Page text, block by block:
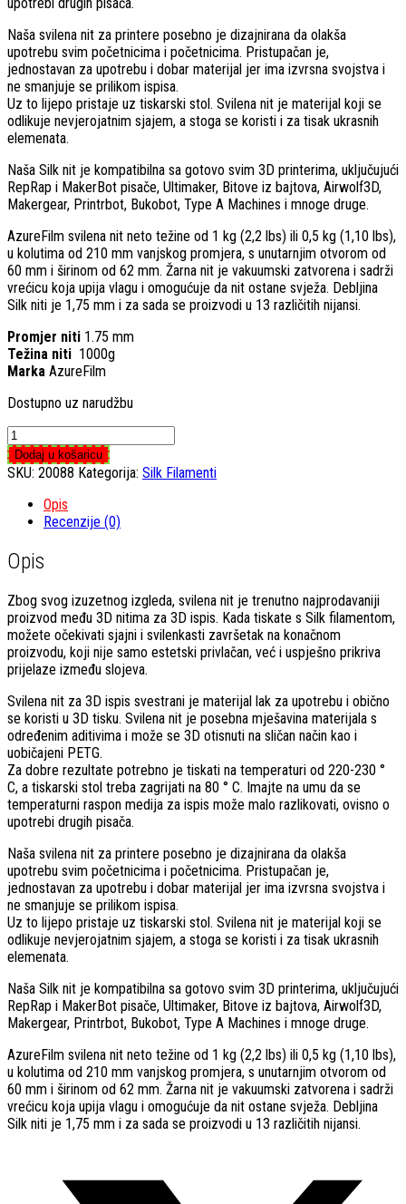
Naša svilena nit za printere posebno je dizajnirana da olakša
upotrebu svim početnicima i početnicima. Pristupačan je,
jednostavan za upotrebu i dobar materijal jer ima izvrsna svojstva i
ne smanjuje se prilikom ispisa.
Uz to lijepo pristaje uz tiskarski stol. Svilena nit je materijal koji se
odlikuje nevjerojatnim sjajem, a stoga se koristi i za tisak ukrasnih
elemenata.
Naša Silk nit je kompatibilna sa gotovo svim 3D printerima, uključujući
RepRap i MakerBot pisače, Ultimaker, Bitove iz bajtova, Airwolf3D,
Makergear, Printrbot, Bukobot, Type A Machines i mnoge druge.
AzureFilm svilena nit neto težine od 1 kg (2,2 lbs) ili 0,5 kg (1,10 lbs),
u kolutima od 210 mm vanjskog promjera, s unutarnjim otvorom od
60 mm i širinom od 62 mm. Žarna nit je vakuumski zatvorena i sadrži
vrećicu koja upija vlagu i omogućuje da nit ostane svježa. Debljina
Silk niti je 1,75 mm i za sada se proizvodi u 13 različitih nijansi.
Promjer niti 1.75 mm
Težina niti 1000g
Marka AzureFilm
Dostupno uz narudžbu
Silk
White
1,75mm
Dodaj u košaricu
SKU: 20088 Kategorija: Silk Filamenti
Opis
Recenzije (0)
Opis
Zbog svog izuzetnog izgleda, svilena nit je trenutno najprodavaniji
proizvod među 3D nitima za 3D ispis. Kada tiskate s Silk filamentom,
možete očekivati ​​sjajni i svilenkasti završetak na konačnom
proizvodu, koji nije samo estetski privlačan, već i uspješno prikriva
prijelaze između slojeva.
Svilena nit za 3D ispis svestrani je materijal lak za upotrebu i obično
se koristi u 3D tisku. Svilena nit je posebna mješavina materijala s
određenim aditivima i može se 3D otisnuti na sličan način kao i
uobičajeni PETG.
Za dobre rezultate potrebno je tiskati na temperaturi od 220-230 °
C, a tiskarski stol treba zagrijati na 80 ° C. Imajte na umu da se
temperaturni raspon medija za ispis može malo razlikovati, ovisno o
upotrebi drugih pisača.
Naša svilena nit za printere posebno je dizajnirana da olakša
upotrebu svim početnicima i početnicima. Pristupačan je,
jednostavan za upotrebu i dobar materijal jer ima izvrsna svojstva i
ne smanjuje se prilikom ispisa.
Uz to lijepo pristaje uz tiskarski stol. Svilena nit je materijal koji se
odlikuje nevjerojatnim sjajem, a stoga se koristi i za tisak ukrasnih
elemenata.
Naša Silk nit je kompatibilna sa gotovo svim 3D printerima, uključujući
RepRap i MakerBot pisače, Ultimaker, Bitove iz bajtova, Airwolf3D,
Makergear, Printrbot, Bukobot, Type A Machines i mnoge druge.
AzureFilm svilena nit neto težine od 1 kg (2,2 lbs) ili 0,5 kg (1,10 lbs),
u kolutima od 210 mm vanjskog promjera, s unutarnjim otvorom od
60 mm i širinom od 62 mm. Žarna nit je vakuumski zatvorena i sadrži
vrećicu koja upija vlagu i omogućuje da nit ostane svježa. Debljina
Silk niti je 1,75 mm i za sada se proizvodi u 13 različitih nijansi.